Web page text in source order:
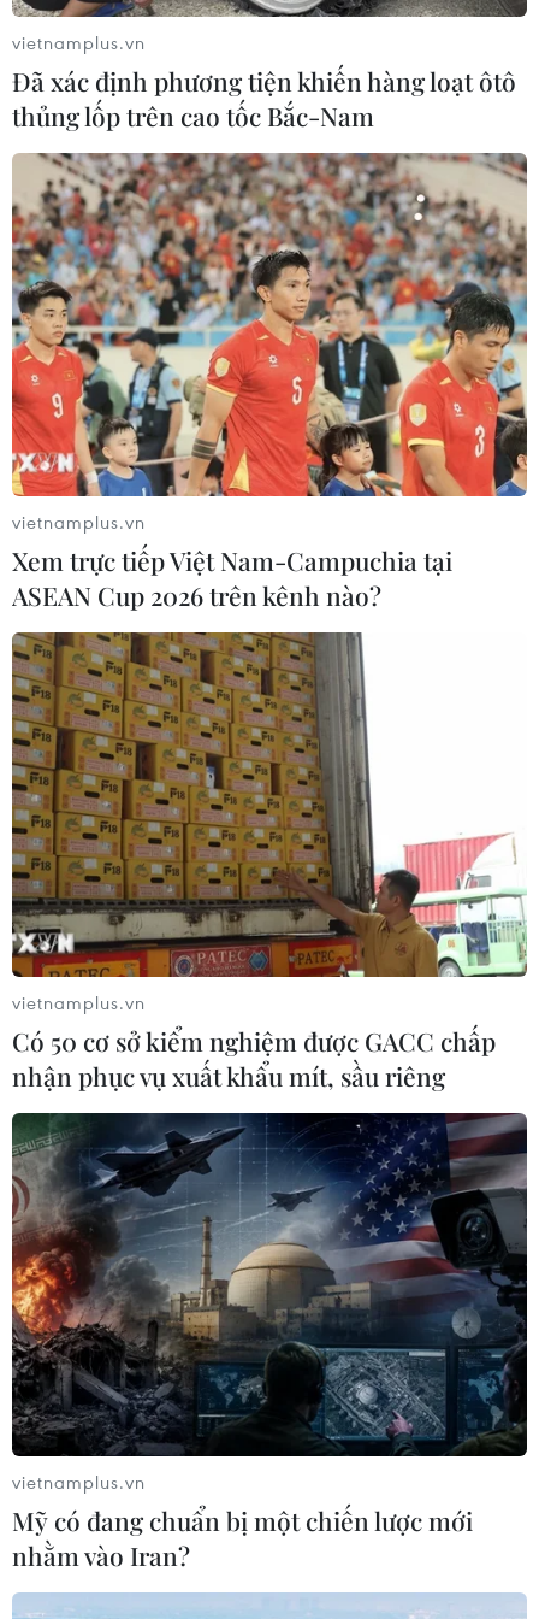
Truyền thông Brazil: Tổng thống
J.Bolsonaro dương tính với SARS-CoV-2
13/03/2020 14:17
Ngày 13/3, truyền thông Brazil cho biết Tổng thống nước
này Jair Bolsonaro đã dương tính với virus SARS-CoV-2
qua kết quả kiểm tra ban đầu.
vietnamplus.vn
Đã xác định phương tiện khiến hàng loạt ôtô
thủng lốp trên cao tốc Bắc-Nam
vietnamplus.vn
Xem trực tiếp Việt Nam-Campuchia tại
ASEAN Cup 2026 trên kênh nào?
vietnamplus.vn
Có 50 cơ sở kiểm nghiệm được GACC chấp
nhận phục vụ xuất khẩu mít, sầu riêng
vietnamplus.vn
Mỹ có đang chuẩn bị một chiến lược mới
nhằm vào Iran?